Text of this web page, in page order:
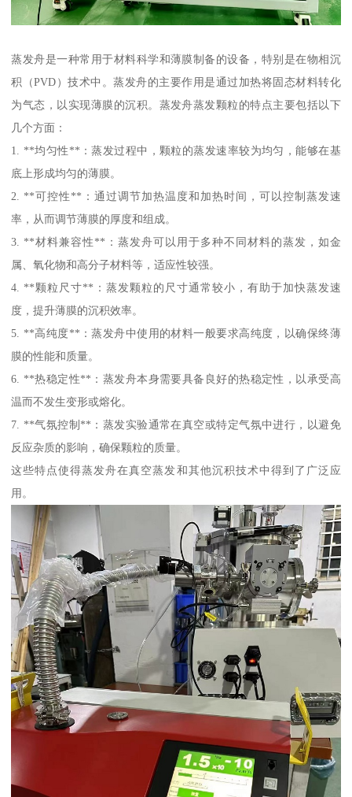
蒸发舟是一种常用于材料科学和薄膜制备的设备，特别是在物相沉
积（PVD）技术中。蒸发舟的主要作用是通过加热将固态材料转化
为气态，以实现薄膜的沉积。蒸发舟蒸发颗粒的特点主要包括以下
几个方面：
1. **均匀性**：蒸发过程中，颗粒的蒸发速率较为均匀，能够在基
底上形成均匀的薄膜。
2. **可控性**：通过调节加热温度和加热时间，可以控制蒸发速
率，从而调节薄膜的厚度和组成。
3. **材料兼容性**：蒸发舟可以用于多种不同材料的蒸发，如金
属、氧化物和高分子材料等，适应性较强。
4. **颗粒尺寸**：蒸发颗粒的尺寸通常较小，有助于加快蒸发速
度，提升薄膜的沉积效率。
5. **高纯度**：蒸发舟中使用的材料一般要求高纯度，以确保终薄
膜的性能和质量。
6. **热稳定性**：蒸发舟本身需要具备良好的热稳定性，以承受高
温而不发生变形或熔化。
7. **气氛控制**：蒸发实验通常在真空或特定气氛中进行，以避免
反应杂质的影响，确保颗粒的质量。
这些特点使得蒸发舟在真空蒸发和其他沉积技术中得到了广泛应
用。